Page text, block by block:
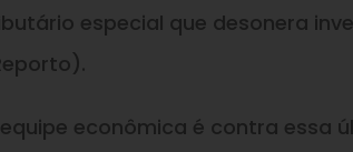
especial que desonera
econômica é contra essa